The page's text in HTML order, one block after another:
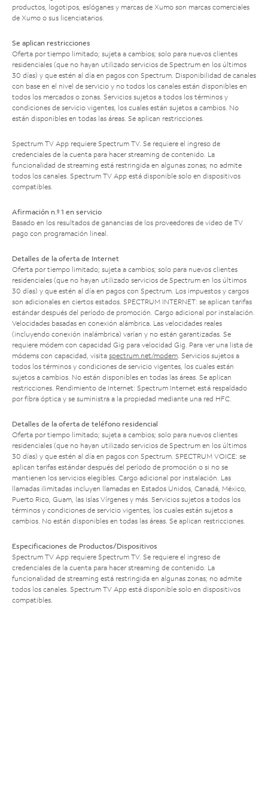
productos, logotipos, eslóganes y marcas de Xumo son marcas comerciales
de Xumo o sus licenciatarios.
Se aplican restricciones
Oferta por tiempo limitado; sujeta a cambios; solo para nuevos clientes
residenciales (que no hayan utilizado servicios de Spectrum en los últimos
30 días) y que estén al día en pagos con Spectrum. Disponibilidad de canales
con base en el nivel de servicio y no todos los canales están disponibles en
todos los mercados o zonas. Servicios sujetos a todos los términos y
condiciones de servicio vigentes, los cuales están sujetos a cambios. No
están disponibles en todas las áreas. Se aplican restricciones.
Spectrum TV App requiere Spectrum TV. Se requiere el ingreso de
credenciales de la cuenta para hacer streaming de contenido. La
funcionalidad de streaming está restringida en algunas zonas; no admite
todos los canales. Spectrum TV App está disponible solo en dispositivos
compatibles.
Afirmación n.º 1 en servicio
Basado en los resultados de ganancias de los proveedores de video de TV
pago con programación lineal.
Detalles de la oferta de Internet
Oferta por tiempo limitado; sujeta a cambios; solo para nuevos clientes
residenciales (que no hayan utilizado servicios de Spectrum en los últimos
30 días) y que estén al día en pagos con Spectrum. Los impuestos y cargos
son adicionales en ciertos estados. SPECTRUM INTERNET: se aplican tarifas
estándar después del período de promoción. Cargo adicional por instalación.
Velocidades basadas en conexión alámbrica. Las velocidades reales
(incluyendo conexión inalámbrica) varían y no están garantizadas. Se
requiere módem con capacidad Gig para velocidad Gig. Para ver una lista de
módems con capacidad, visita spectrum.net/modem. Servicios sujetos a
todos los términos y condiciones de servicio vigentes, los cuales están
sujetos a cambios. No están disponibles en todas las áreas. Se aplican
restricciones. Rendimiento de Internet: Spectrum Internet está respaldado
por fibra óptica y se suministra a la propiedad mediante una red HFC.
Detalles de la oferta de teléfono residencial
Oferta por tiempo limitado; sujeta a cambios; solo para nuevos clientes
residenciales (que no hayan utilizado servicios de Spectrum en los últimos
30 días) y que estén al día en pagos con Spectrum. SPECTRUM VOICE: se
aplican tarifas estándar después del período de promoción o si no se
mantienen los servicios elegibles. Cargo adicional por instalación. Las
llamadas ilimitadas incluyen llamadas en Estados Unidos, Canadá, México,
Puerto Rico, Guam, las Islas Vírgenes y más. Servicios sujetos a todos los
términos y condiciones de servicio vigentes, los cuales están sujetos a
cambios. No están disponibles en todas las áreas. Se aplican restricciones.
Especificaciones de Productos/Dispositivos
Spectrum TV App requiere Spectrum TV. Se requiere el ingreso de
credenciales de la cuenta para hacer streaming de contenido. La
funcionalidad de streaming está restringida en algunas zonas; no admite
todos los canales. Spectrum TV App está disponible solo en dispositivos
compatibles.